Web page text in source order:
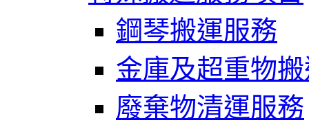
鋼琴搬運服務
金庫及超重物
廢棄物清運服務